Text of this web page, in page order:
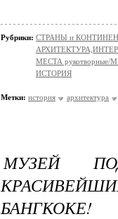
Рубрики: СТРАНЫ и
МЕСТА рукотворные/
ИСТОРИЯ
Метки: история архитектура
МУЗЕЙ
БАНГКОКЕ!